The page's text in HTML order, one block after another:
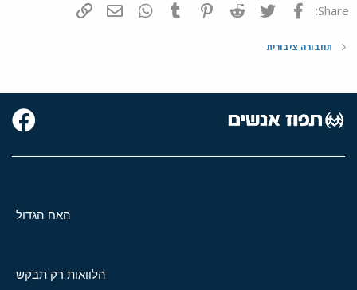
Share: פייסבוק Twitter
Reddit
Pinterest
Tumblr
WhatsAppדואר אלקטרוני
תחבורה ציבורית
האח הגדול
הלוואות רק תבקש